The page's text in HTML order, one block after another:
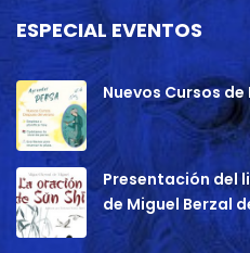
ESPECIAL EVENTOS
Nuevos Cursos de
Presentación del
de Miguel Berzal